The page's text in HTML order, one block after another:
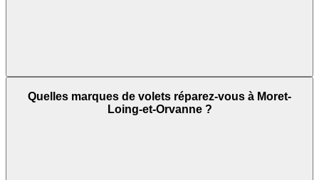
Quelles marques de volets réparez-vous à Moret-
Loing-et-Orvanne ?